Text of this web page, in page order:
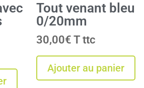
Tout venant bleu
0/20mm
30,00€T
Ajouter au panier